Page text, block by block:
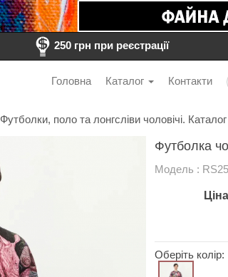
250 грн при реєстрації
Головна Каталог Контакти
Футболки, поло та лонгсліви чоловічі. Каталог
Футболка
Модель :
Оберіть колір: